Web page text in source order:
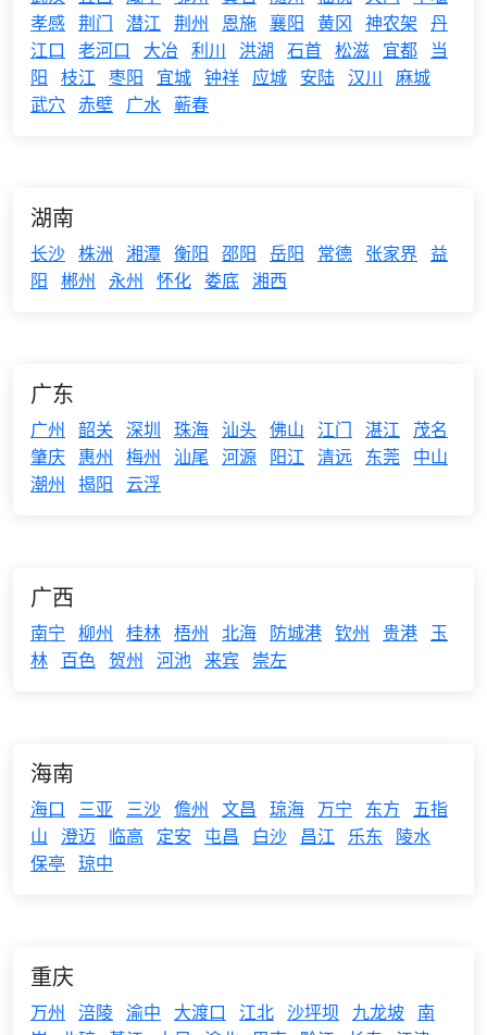
孝感 荆门 潜江 荆州 恩施 襄阳 黄冈 神农架 丹
江口
老河口 大冶 利川 洪湖 石首 松滋 宜都
当
阳 枝江 枣阳 宜城 钟祥 应城 安陆 汉川 麻城
武穴 赤壁 广水 蕲春
湖南
长沙 株洲 湘潭 衡阳 邵阳 岳阳 常德 张家界
益
阳 郴州 永州 怀化 娄底 湘西
广东
广州 韶关 深圳 珠海 汕头 佛山 江门 湛江
茂名
肇庆 惠州 梅州 汕尾 河源 阳江 清远 东莞 中山
潮州 揭阳 云浮
广西
南宁 柳州 桂林 梧州 北海 防城港 钦州 贵港 玉
林 百色 贺州 河池 来宾 崇左
海南
海口 三亚 三沙 儋州 文昌 琼海 万宁 东方
五指
山
澄迈 临高 定安 屯昌 白沙 昌江 乐东
陵水
保亭 琼中
重庆
万州 涪陵 渝中 大渡口 江北 沙坪坝 九龙坡 南